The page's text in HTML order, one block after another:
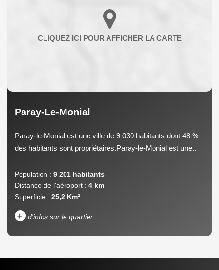
Paray-Le-Monial
Paray-le-Monial est une ville de 9 030 habitants dont 48 %
des habitants sont propriétaires.Paray-le-Monial est une...
Population : 9 201 habitants
Distance de l'aéroport : 4 km
Superficie : 25,2 Km²
+ d'infos sur le quartier